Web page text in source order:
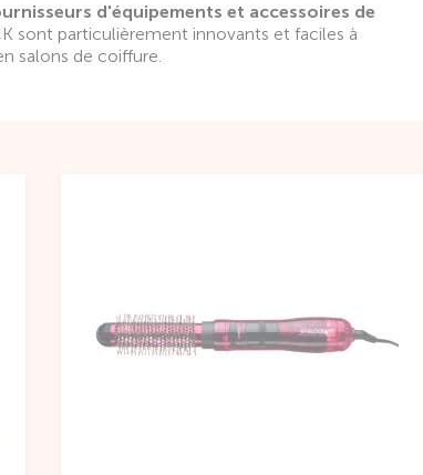
d'équipements et accessoires de
sont particulièrement innovants et faciles à
salons de coiffure.